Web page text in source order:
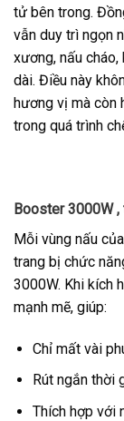
tử bên trong.
vẫn duy trì ngọn
xương, nấu
dài. Điều này
hương vị mà còn
trong quá trình
Booster 3000W ,
Mỗi vùng nấu của
trang bị chức
3000W. Khi kích
mạnh mẽ, giúp:
Chỉ mất vài
Rút ngắn thời
Thích hợp với